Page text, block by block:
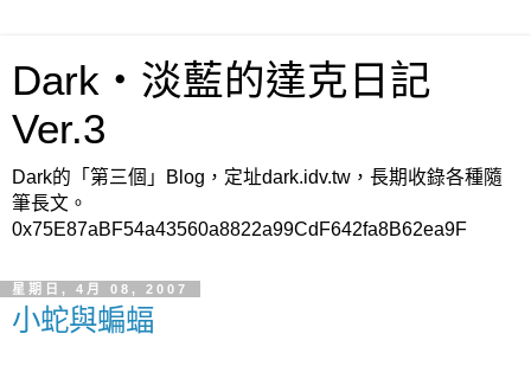
Dark‧淡藍的達克日記
Ver.3
Dark的「第三個」Blog，定址dark.idv.tw，長期收錄各種隨
筆長文。
0x75E87aBF54a43560a8822a99CdF642fa8B62ea9F
星期日, 4月 08, 2007
小蛇與蝙蝠